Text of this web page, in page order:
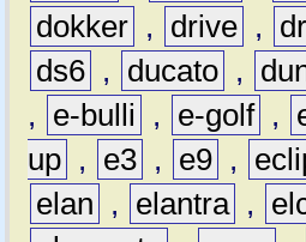
dokker , drive ,
ds6 , ducato ,
,
e-bulli , e-golf ,
up , e3 , e9 ,
elan
, elantra ,